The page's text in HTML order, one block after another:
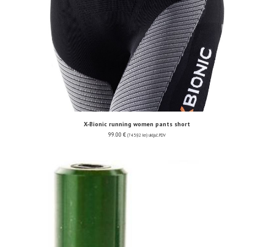
X-Bionic running women pants short
99.00 € (745.92 kn) uključ. PDV